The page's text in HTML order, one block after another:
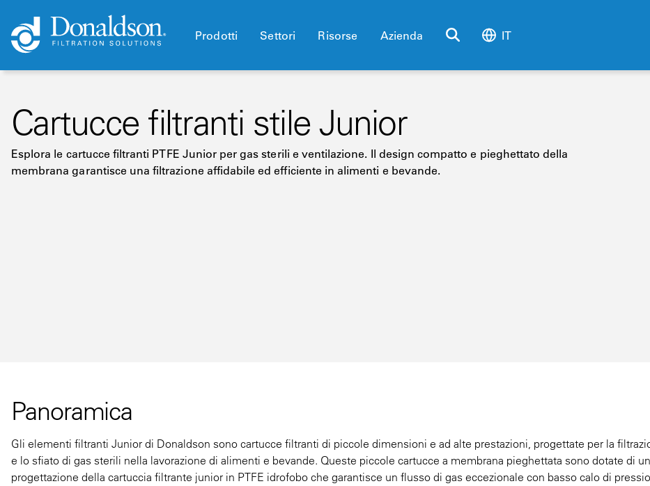
Prodotti Settori Risorse Azienda IT
Cartucce filtranti stile Junior
Esplora le cartucce filtranti PTFE Junior per gas sterili e ventilazione. Il design compatto e pieghettato della
membrana garantisce una filtrazione affidabile ed efficiente in alimenti e bevande.
Panoramica
Gli elementi filtranti Junior di Donaldson sono cartucce filtranti di piccole dimensioni e ad alte prestazioni, progettate per la
e lo sfiato di gas sterili nella lavorazione di alimenti e bevande. Queste piccole cartucce a membrana pieghettata sono dotate di
progettazione della cartuccia filtrante junior in PTFE idrofobo che garantisce un flusso di gas eccezionale con basso calo di